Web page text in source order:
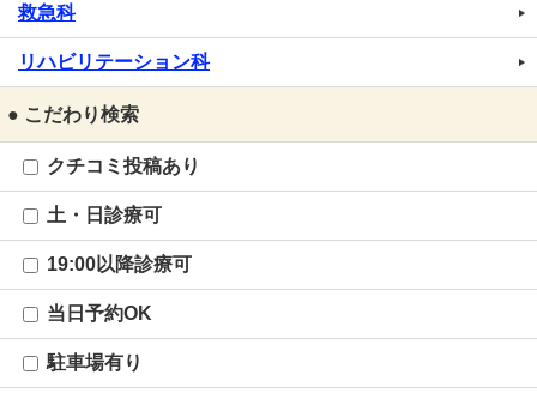
救急科
リハビリテーション科
● こだわり検索
クチコミ投稿あり
土・日診療可
19:00以降診療可
当日予約OK
駐車場有り